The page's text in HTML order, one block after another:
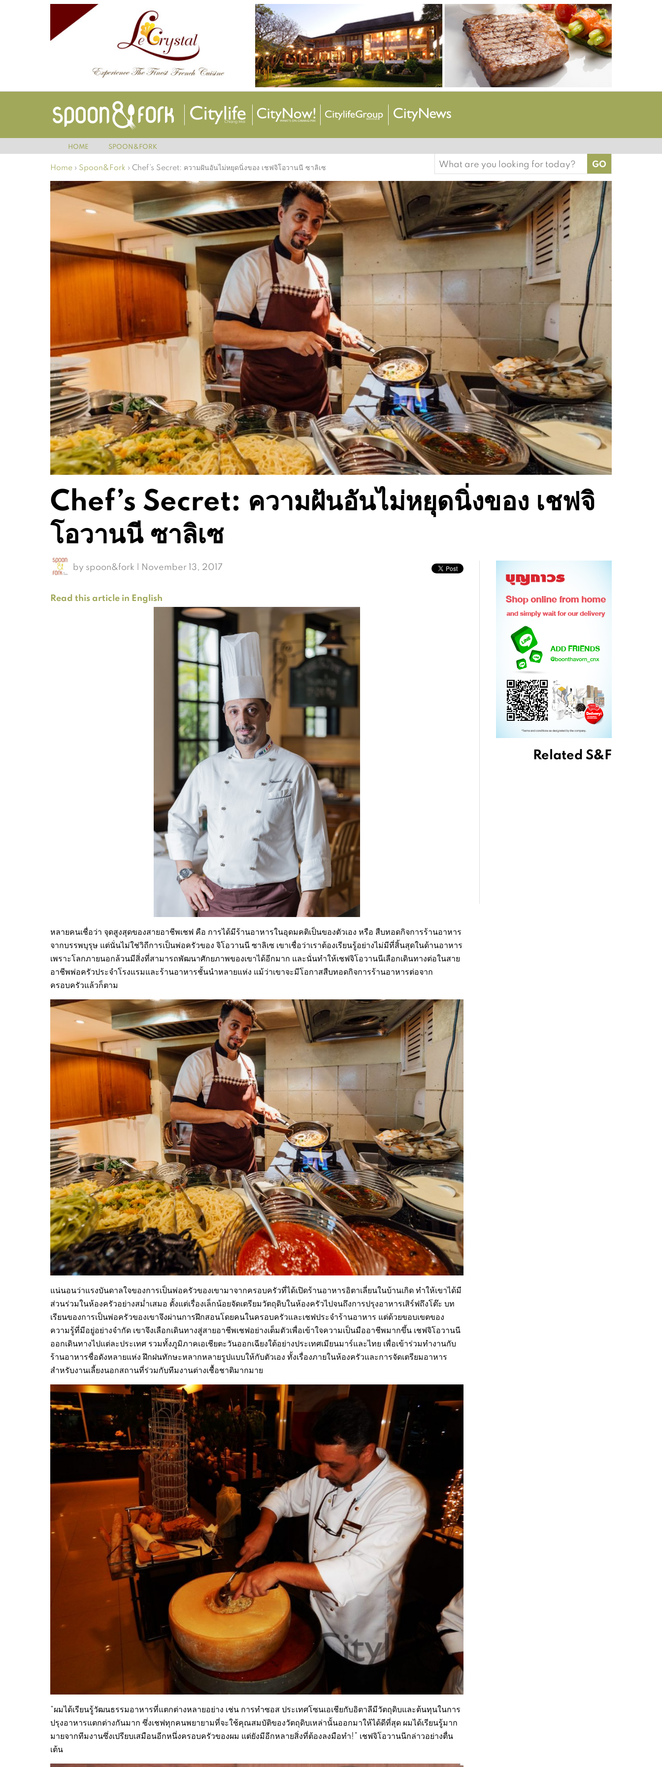
HOME SPOON&FORK
Home › Spoon&Fork › Chef’s Secret: ความฝันอันไม่หยุดนิ่งของ เชฟจิโอวานนี ซาลิเซ
Search
for:
Chef’s Secret: ความฝันอันไม่หยุดนิ่งของ เชฟจิ
โอวานนี ซาลิเซ
by spoon&fork | November 13, 2017
Read this article in English
หลายคนเชื่อว่า จุดสูงสุดของสายอาชีพเชฟ คือ การได้มีร้านอาหารในอุดมคติเป็นของตัวเอง หรือ สืบทอดกิจการร้านอาหาร
จากบรรพบุรุษ แต่นั่นไม่ใช่วิถีการเป็นพ่อครัวของ จิโอวานนี ซาลิเซ เขาเชื่อว่าเราต้องเรียนรู้อย่างไม่มีที่สิ้นสุดในด้านอาหาร
เพราะโลกภายนอกล้วนมีสิ่งที่สามารถพัฒนาศักยภาพของเขาได้อีกมาก และนั่นทำให้เชฟจิโอวานนีเลือกเดินทางต่อในสาย
อาชีพพ่อครัวประจำโรงแรมและร้านอาหารชั้นนำหลายแห่ง แม้ว่าเขาจะมีโอกาสสืบทอดกิจการร้านอาหารต่อจาก
ครอบครัวแล้วก็ตาม
แน่นอนว่าแรงบันดาลใจของการเป็นพ่อครัวของเขามาจากครอบครัวที่ได้เปิดร้านอาหารอิตาเลี่ยนในบ้านเกิด ทำให้เขาได้มี
ส่วนร่วมในห้องครัวอย่างสม่ำเสมอ ตั้งแต่เรื่องเล็กน้อยจัดเตรียมวัตถุดิบในห้องครัวไปจนถึงการปรุงอาหารเสิร์ฟถึงโต๊ะ บท
เรียนของการเป็นพ่อครัวของเขาจึงผ่านการฝึกสอนโดยคนในครอบครัวและเชฟประจำร้านอาหาร แต่ด้วยขอบเขตของ
ความรู้ที่มีอยู่อย่างจำกัด เขาจึงเลือกเดินทางสู่สายอาชีพเชฟอย่างเต็มตัวเพื่อเข้าใจความเป็นมืออาชีพมากขึ้น เชฟจิโอวานนี
ออกเดินทางไปแต่ละประเทศ รวมทั้งภูมิภาคเอเชียตะวันออกเฉียงใต้อย่างประเทศเมียนมาร์และไทย เพื่อเข้าร่วมทำงานกับ
ร้านอาหารชื่อดังหลายแห่ง ฝึกฝนทักษะหลากหลายรูปแบบให้กับตัวเอง ทั้งเรื่องภายในห้องครัวและการจัดเตรียมอาหาร
สำหรับงานเลี้ยงนอกสถานที่ร่วมกับทีมงานต่างเชื้อชาติมากมาย
“ผมได้เรียนรู้วัฒนธรรมอาหารที่แตกต่างหลายอย่าง เช่น การทำซอส ประเทศโซนเอเชียกับอิตาลีมีวัตถุดิบและต้นทุนในการ
ปรุงอาหารแตกต่างกันมาก ซึ่งเชฟทุกคนพยายามที่จะใช้คุณสมบัติของวัตถุดิบเหล่านั้นออกมาให้ได้ดีที่สุด ผมได้เรียนรู้มาก
มายจากทีมงานซึ่งเปรียบเสมือนอีกหนึ่งครอบครัวของผม แต่ยังมีอีกหลายสิ่งที่ต้องลงมือทำ!” เชฟจิโอวานนีกล่าวอย่างตื่น
เต้น
Related S&F